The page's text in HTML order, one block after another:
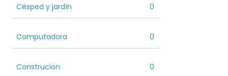
Césped y jardín 0
Computadora 0
Construcion 0